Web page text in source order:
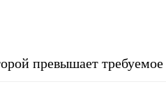
превышает